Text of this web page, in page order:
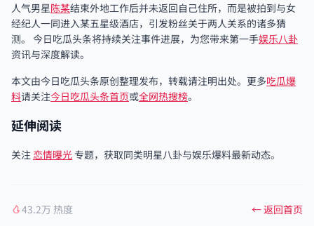
人气男星陈某结束外地工作后并未返回自己住所，而是被拍到与女
经纪人一同进入某五星级酒店，引发粉丝关于两人关系的诸多猜
测。 今日吃瓜头条将持续关注事件进展，为您带来第一手娱乐八卦
资讯与深度解读。
本文由今日吃瓜头条原创整理发布，转载请注明出处。更多吃瓜爆
料请关注今日吃瓜头条首页或全网热搜榜。
延伸阅读
关注 恋情曝光 专题，获取同类明星八卦与娱乐爆料最新动态。
43.2万 热度 ← 返回首页